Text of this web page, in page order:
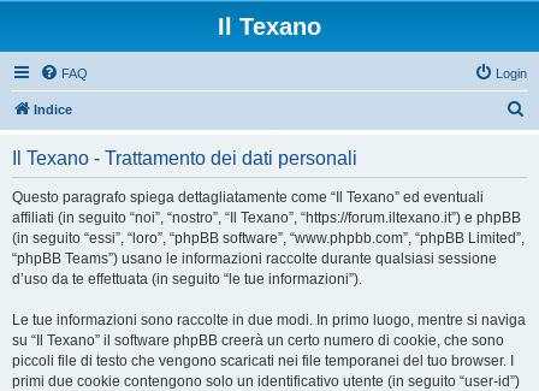
Il Texano
FAQ Login
Indice
Il Texano - Trattamento dei dati personali
Questo paragrafo spiega dettagliatamente come “Il Texano” ed eventuali
affiliati (in seguito “noi”, “nostro”, “Il Texano”, “https://forum.iltexano.it”) e phpBB
(in seguito “essi”, “loro”, “phpBB software”, “www.phpbb.com”, “phpBB Limited”,
“phpBB Teams”) usano le informazioni raccolte durante qualsiasi sessione
d’uso da te effettuata (in seguito “le tue informazioni”).
Le tue informazioni sono raccolte in due modi. In primo luogo, mentre si naviga
su “Il Texano” il software phpBB creerà un certo numero di cookie, che sono
piccoli file di testo che vengono scaricati nei file temporanei del tuo browser. I
primi due cookie contengono solo un identificativo utente (in seguito “user-id”)